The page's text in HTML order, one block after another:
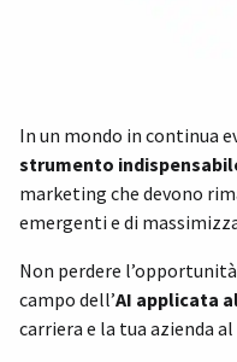
In un mondo in continua
strumento
marketing che devono
emergenti e di
Non perdere
campo dell’AI applicata
carriera e la tua azienda